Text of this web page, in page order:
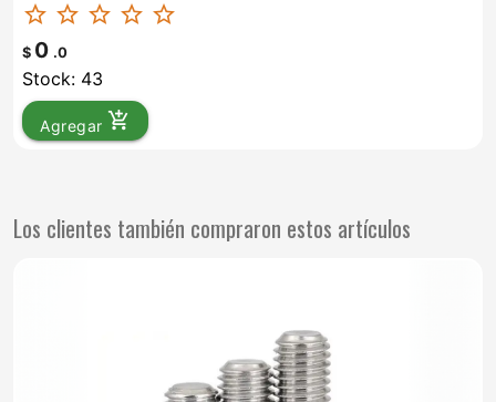
star_border star_border star_border star_border star_border
$ 0 .0
Stock: 43
Agregar add_shopping_cart
Los clientes también compraron estos artículos